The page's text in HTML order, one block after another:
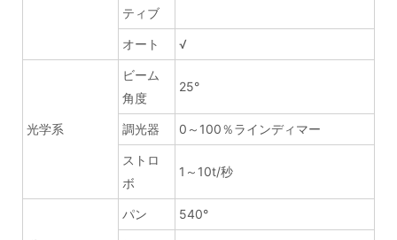
ティブ
オート √
光学系
ビーム
角度
25°
調光器 0～100％ラインディマー
ストロ
ボ
1～10t/秒
パン 540°